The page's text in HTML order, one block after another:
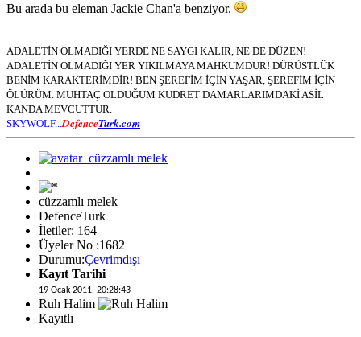
Bu arada bu eleman Jackie Chan'a benziyor.
ADALETİN OLMADIĞI YERDE NE SAYGI KALIR, NE DE DÜZEN!
ADALETİN OLMADIĞI YER YIKILMAYA MAHKUMDUR! DÜRÜSTLÜK
BENİM KARAKTERİMDİR! BEN ŞEREFİM İÇİN YAŞAR, ŞEREFİM İÇİN
ÖLÜRÜM. MUHTAÇ OLDUĞUM KUDRET DAMARLARIMDAKİ ASİL
KANDA MEVCUTTUR.
SKYWOLF... DefenceTurk.com
cüzzamlı melek
DefenceTurk
İletiler: 164
Üyeler No :1682
Durumu:Çevrimdışı
Kayıt Tarihi
19 Ocak 2011, 20:28:43
Ruh Halim
Kayıtlı